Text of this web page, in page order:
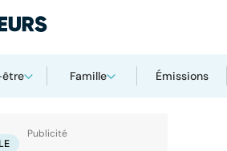
Famille Émissions
nosocomiale